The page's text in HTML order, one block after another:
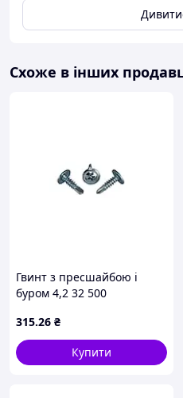
Схоже в інших
Гвинт з пресшайбою і
буром 4,2 32 500
2TCH PH(ЦБ) ТМ КРЕПТЕХ
315.26 ₴
Купити